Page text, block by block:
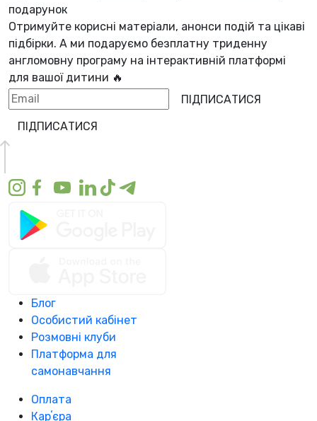
подарунок
Отримуйте корисні матеріали, анонси подій та цікаві
підбірки. А ми подаруємо безплатну триденну
англомовну програму на інтерактивній платформі
для вашої дитини 🔥
ПІДПИСАТИСЯ
ПІДПИСАТИСЯ
Блог
Особистий кабінет
Розмовні клуби
Платформа для
самонавчання
Оплата
Карʼєра